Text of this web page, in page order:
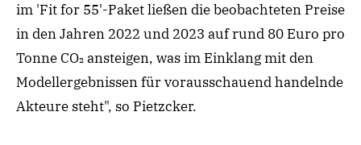
im 'Fit for 55'-Paket ließen die beobachteten Preise
in den Jahren 2022 und 2023 auf rund 80 Euro pro
Tonne CO₂ ansteigen, was im Einklang mit den
Modellergebnissen für vorausschauend handelnde
Akteure steht", so Pietzcker.